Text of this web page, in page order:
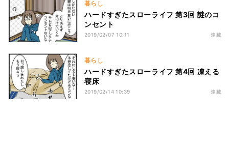
暮らし
ハードすぎたスローライフ 第3回 謎のコ
ンセント
2019/02/07 10:11 連載
暮らし
ハードすぎたスローライフ 第4回 凍える
寝床
2019/02/14 10:39 連載